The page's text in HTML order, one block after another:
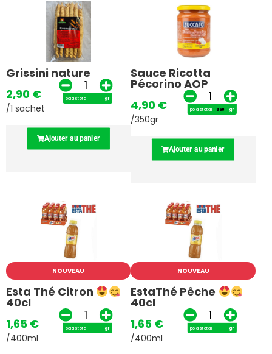
Grissini nature
2,90 €
/1 sachet
poids total gr
Ajouter au panier
Sauce Ricotta
Pécorino AOP
4,90 €
/350gr
poids total gr
Ajouter au panier
NOUVEAU
Esta Thé Citron
40cl
1,65 €
/400ml
poids total gr
NOUVEAU
EstaThé Pêche
40cl
1,65 €
/400ml
poids total gr